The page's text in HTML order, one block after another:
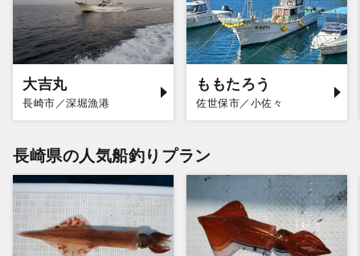
大吉丸
長崎市／深堀漁港
ももたろう
佐世保市／小佐々
長崎県の人気船釣りプラン